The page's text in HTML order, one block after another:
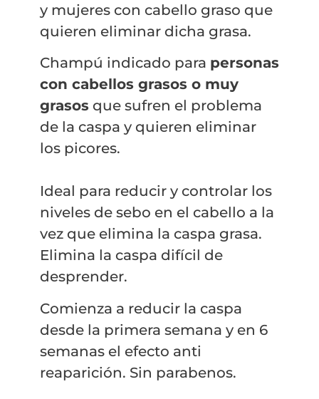
y mujeres con cabello graso que
quieren eliminar dicha grasa.
Champú indicado para personas
con cabellos grasos o muy
grasos que sufren el problema
de la caspa y quieren eliminar
los picores.
Ideal para reducir y controlar los
niveles de sebo en el cabello a la
vez que elimina la caspa grasa.
Elimina la caspa difícil de
desprender.
Comienza a reducir la caspa
desde la primera semana y en 6
semanas el efecto anti
reaparición. Sin parabenos.